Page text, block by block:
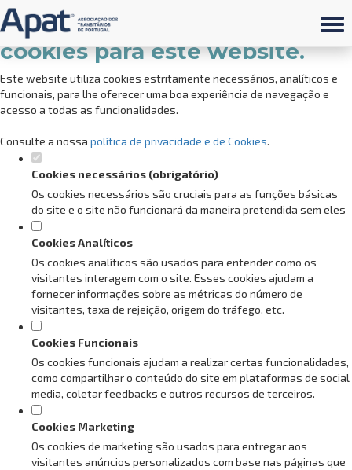
Defina as suas preferências de
cookies para este website.
Este website utiliza cookies estritamente necessários, analíticos e
funcionais, para lhe oferecer uma boa experiência de navegação e
acesso a todas as funcionalidades.
Consulte a nossa política de privacidade e de Cookies.
Cookies necessários (obrigatório)
Os cookies necessários são cruciais para as funções básicas
do site e o site não funcionará da maneira pretendida sem eles
Cookies Analíticos
Os cookies analíticos são usados para entender como os
visitantes interagem com o site. Esses cookies ajudam a
fornecer informações sobre as métricas do número de
visitantes, taxa de rejeição, origem do tráfego, etc.
Cookies Funcionais
Os cookies funcionais ajudam a realizar certas funcionalidades,
como compartilhar o conteúdo do site em plataformas de social
media, coletar feedbacks e outros recursos de terceiros.
Cookies Marketing
Os cookies de marketing são usados para entregar aos
visitantes anúncios personalizados com base nas páginas que